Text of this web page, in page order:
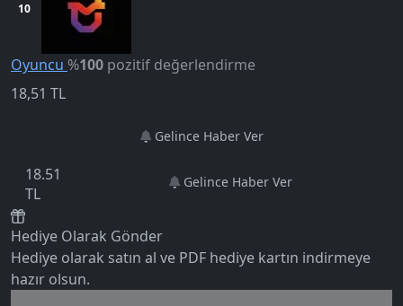
5.0
10
Oyuncu %100 pozitif değerlendirme
18,51 TL
Gelince Haber Ver
18.51
TL
Gelince Haber Ver
Hediye Olarak Gönder
Hediye olarak satın al ve PDF hediye kartın indirmeye
hazır olsun.